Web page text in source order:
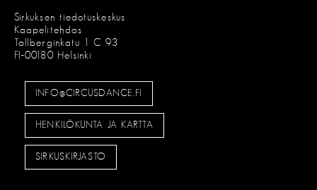
Sirkuksen tiedotuskeskus
Kaapelitehdas
Tallberginkatu 1 C 93
FI-00180 Helsinki
INFO@CIRCUSDANCE.FI
HENKILÖKUNTA JA KARTTA
SIRKUSKIRJASTO